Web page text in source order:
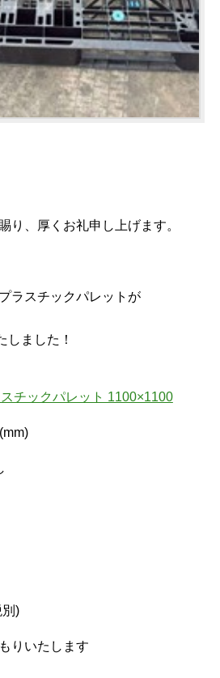
り、厚くお礼申し上げます。
ラスチックパレットが
しました！
チックパレット 1100×1100
)
りいたします